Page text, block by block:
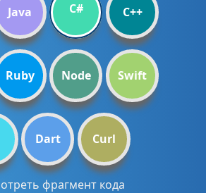
Java C# C++
Ruby Node Swift
Dart Curl
фрагмент кода